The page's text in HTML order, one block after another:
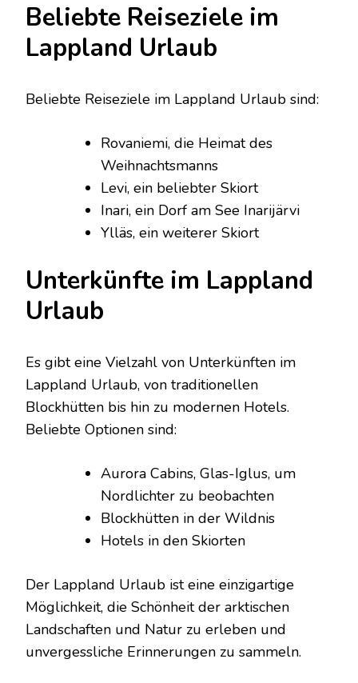
Beliebte Reiseziele im
Lappland Urlaub
Beliebte Reiseziele im Lappland Urlaub sind:
Rovaniemi, die Heimat des
Weihnachtsmanns
Levi, ein beliebter Skiort
Inari, ein Dorf am See Inarijärvi
Ylläs, ein weiterer Skiort
Unterkünfte im Lappland
Urlaub
Es gibt eine Vielzahl von Unterkünften im
Lappland Urlaub, von traditionellen
Blockhütten bis hin zu modernen Hotels.
Beliebte Optionen sind:
Aurora Cabins, Glas-Iglus, um
Nordlichter zu beobachten
Blockhütten in der Wildnis
Hotels in den Skiorten
Der Lappland Urlaub ist eine einzigartige
Möglichkeit, die Schönheit der arktischen
Landschaften und Natur zu erleben und
unvergessliche Erinnerungen zu sammeln.